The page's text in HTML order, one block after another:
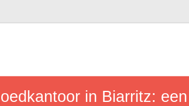
in Biarritz: